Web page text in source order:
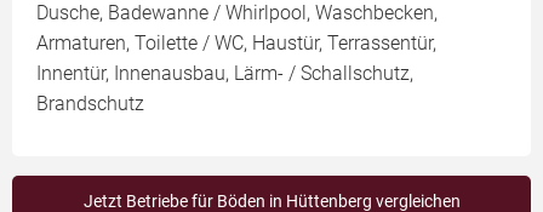
Dusche, Badewanne / Whirlpool, Waschbecken,
Armaturen, Toilette / WC, Haustür, Terrassentür,
Innentür, Innenausbau, Lärm- / Schallschutz,
Brandschutz
Jetzt Betriebe für Böden in Hüttenberg vergleichen